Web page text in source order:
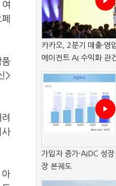
>
사
카카오, 2분기 매출·영
에이전트 AI 수익화 관
가입자 증가·AIDC 성
장 본궤도